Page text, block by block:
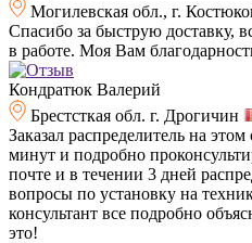
Могилевская обл., г.
Спасибо за быструю доставку,
в работе. Моя Вам
Кондратюк Валерий
Брестсткая обл. г. Дрогичин
Заказал распределитель на
минут и подробно
почте и в течении 3 дней
вопросы по установку на
консультант все подробно
это!